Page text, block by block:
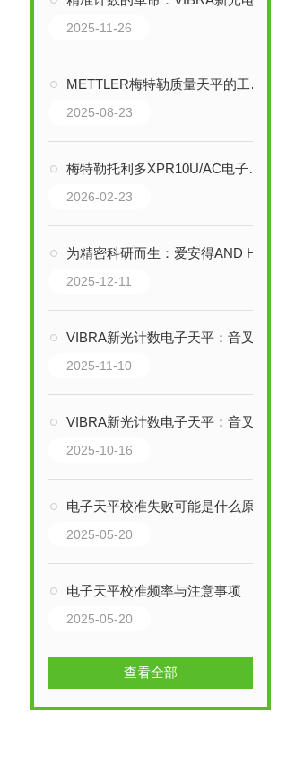
2025-11-26
METTLER梅特勒质量天平的工作原理是什么
2025-08-23
梅特勒托利多XPR10U/AC电子天平：重新定义超微量称量的精度
2026-02-23
为精密科研而生：爱安得AND HR-251A分析电子天平的双量程智慧
2025-12-11
VIBRA新光计数电子天平：音叉传感器如何实现精密称重？
2025-11-10
VIBRA新光计数电子天平：音叉传感器技术如何实现精密称重？
2025-10-16
电子天平校准失败可能是什么原因导致的？
2025-05-20
电子天平校准频率与注意事项
2025-05-20
查看全部